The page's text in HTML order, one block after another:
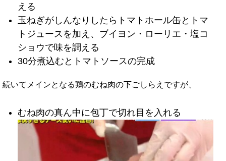
える
玉ねぎがしんなりしたらトマトホール缶とトマ
トジュースを加え、ブイヨン・ローリエ・塩コ
ショウで味を調える
30分煮込むとトマトソースの完成
続いてメインとなる鶏のむね肉の下ごしらえですが、
むね肉の真ん中に包丁で切れ目を入れる